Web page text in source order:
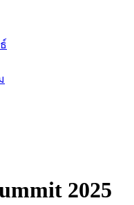
2025